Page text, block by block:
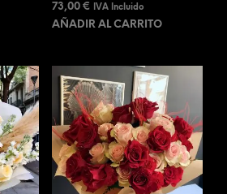
73,00 € IVA Incluido
AÑADIR AL CARRITO